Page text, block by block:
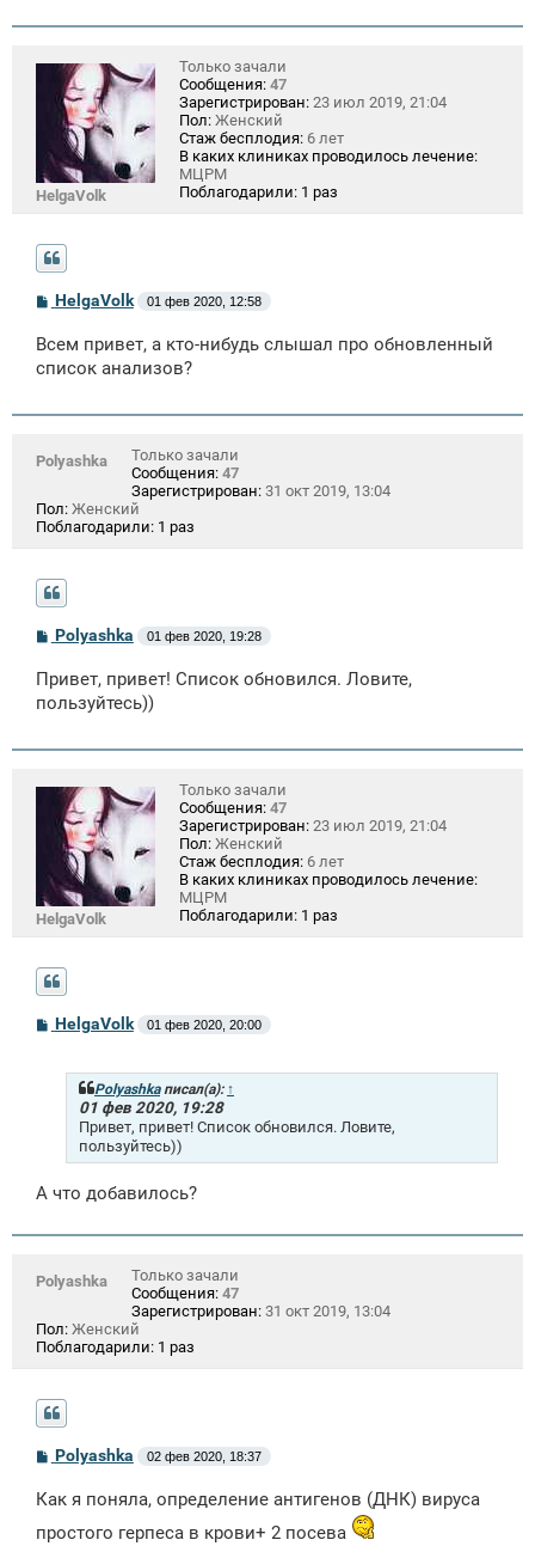
е
HelgaVolk
Только зачали
Сообщения: 47
Зарегистрирован: 23 июл 2019, 21:04
Пол: Женский
Стаж бесплодия: 6 лет
В каких клиниках проводилось лечение:
МЦРМ
Поблагодарили: 1 раз
С
о
б
щ
и
HelgaVolk 01 фев 2020, 12:58
Всем привет, а кто-нибудь слышал про обновленный
список анализов?
Polyashka
Только зачали
Сообщения: 47
Зарегистрирован: 31 окт 2019, 13:04
Пол: Женский
Поблагодарили: 1 раз
С
о
б
щ
и
Polyashka 01 фев 2020, 19:28
Привет, привет! Список обновился. Ловите,
пользуйтесь))
HelgaVolk
Только зачали
Сообщения: 47
Зарегистрирован: 23 июл 2019, 21:04
Пол: Женский
Стаж бесплодия: 6 лет
В каких клиниках проводилось лечение:
МЦРМ
Поблагодарили: 1 раз
С
о
HelgaVolk 01 фев 2020, 20:00
Polyashkaписал(а): ↑
01 фев 2020, 19:28
Привет, привет! Список обновился. Ловите,
пользуйтесь))
А что добавилось?
Polyashka
Только зачали
Сообщения: 47
Зарегистрирован: 31 окт 2019, 13:04
Пол: Женский
Поблагодарили: 1 раз
С
о
б
е
Polyashka 02 фев 2020, 18:37
Как я поняла, определение антигенов (ДНК) вируса
простого герпеса в крови+ 2 посева